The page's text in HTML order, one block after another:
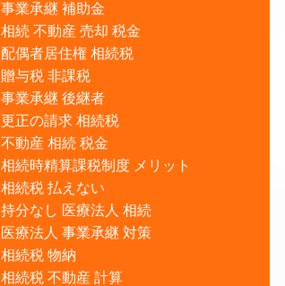
事業承継 補助金
相続 不動産 売却 税金
配偶者居住権 相続税
贈与税 非課税
事業承継 後継者
更正の請求 相続税
不動産 相続 税金
相続時精算課税制度 メリット
相続税 払えない
持分なし 医療法人 相続
医療法人 事業承継 対策
相続税 物納
相続税 不動産 計算